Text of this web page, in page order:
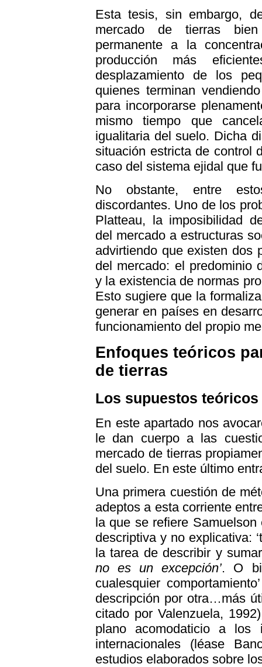
Esta tesis, sin embargo,
mercado de tierras
permanente a la
producción más
desplazamiento de los
quienes terminan
para incorporarse
mismo tiempo que
igualitaria del suelo. Dicha
situación estricta de control
caso del sistema ejidal que
No obstante, entre
discordantes. Uno de los
Platteau, la imposibilidad
del mercado a estructuras
advirtiendo que existen dos
del mercado: el predominio
y la existencia de normas
Esto sugiere que la
generar en países en
funcionamiento del propio
Enfoques teóricos
de tierras
Los supuestos teóricos
En este apartado nos
le dan cuerpo a las
mercado de tierras
del suelo. En este último
Una primera cuestión de
adeptos a esta corriente
la que se refiere
descriptiva y no explicativa:
la tarea de describir y
no es un excepción’. O
cualesquier
descripción por otra…más
citado por Valenzuela,
plano acomodaticio a los
internacionales (léase
estudios elaborados sobre